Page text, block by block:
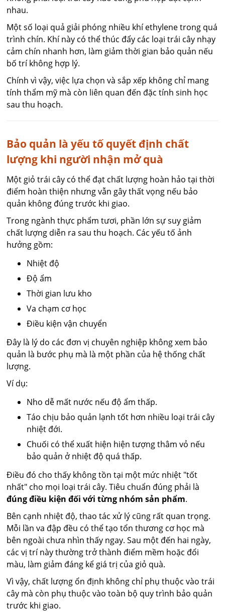
nhau.
Một số loại quả giải phóng nhiều khí ethylene trong quá
trình chín. Khí này có thể thúc đẩy các loại trái cây nhạy
cảm chín nhanh hơn, làm giảm thời gian bảo quản nếu
bố trí không hợp lý.
Chính vì vậy, việc lựa chọn và sắp xếp không chỉ mang
tính thẩm mỹ mà còn liên quan đến đặc tính sinh học
sau thu hoạch.
Bảo quản là yếu tố quyết định chất
lượng khi người nhận mở quà
Một giỏ trái cây có thể đạt chất lượng hoàn hảo tại thời
điểm hoàn thiện nhưng vẫn gây thất vọng nếu bảo
quản không đúng trước khi giao.
Trong ngành thực phẩm tươi, phần lớn sự suy giảm
chất lượng diễn ra sau thu hoạch. Các yếu tố ảnh
hưởng gồm:
Nhiệt độ
Độ ẩm
Thời gian lưu kho
Va chạm cơ học
Điều kiện vận chuyển
Đây là lý do các đơn vị chuyên nghiệp không xem bảo
quản là bước phụ mà là một phần của hệ thống chất
lượng.
Ví dụ:
Nho dễ mất nước nếu độ ẩm thấp.
Táo chịu bảo quản lạnh tốt hơn nhiều loại trái cây
nhiệt đới.
Chuối có thể xuất hiện hiện tượng thâm vỏ nếu
bảo quản ở nhiệt độ quá thấp.
Điều đó cho thấy không tồn tại một mức nhiệt "tốt
nhất" cho mọi loại trái cây. Tiêu chuẩn đúng phải là
đúng điều kiện đối với từng nhóm sản phẩm.
Bên cạnh nhiệt độ, thao tác xử lý cũng rất quan trọng.
Mỗi lần va đập đều có thể tạo tổn thương cơ học mà
bên ngoài chưa nhìn thấy ngay. Sau một đến hai ngày,
các vị trí này thường trở thành điểm mềm hoặc đổi
màu, làm giảm đáng kể giá trị của giỏ quà.
Vì vậy, chất lượng ổn định không chỉ phụ thuộc vào trái
cây mà còn phụ thuộc vào toàn bộ quy trình bảo quản
trước khi giao.